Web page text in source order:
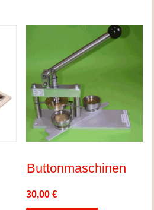
Buttonmaschinen
30,00€